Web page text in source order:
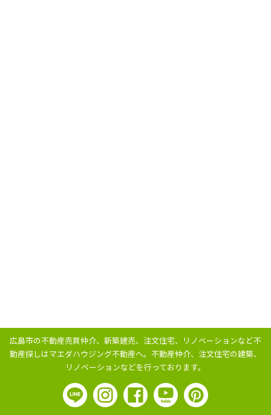
広島市の不動産売買仲介、新築建売、注文住宅、リノベーションなど不
動産探しはマエダハウジング不動産へ。 不動産仲介、注文住宅の建築、
リノベーションなどを行っております。